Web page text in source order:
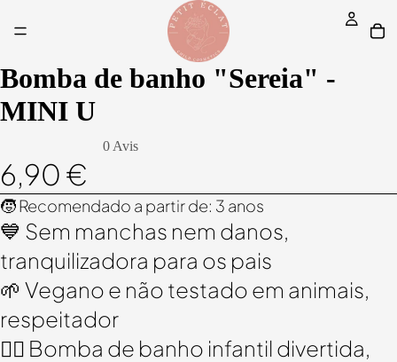
Bomba de banho "Sereia" -
MINI U
0 Avis
6,90 €
🧒 Recomendado a partir de: 3 anos
💙 Sem manchas nem danos,
tranquilizadora para os pais
🌱 Vegano e não testado em animais,
respeitador
🧜‍♀️ Bomba de banho infantil divertida,